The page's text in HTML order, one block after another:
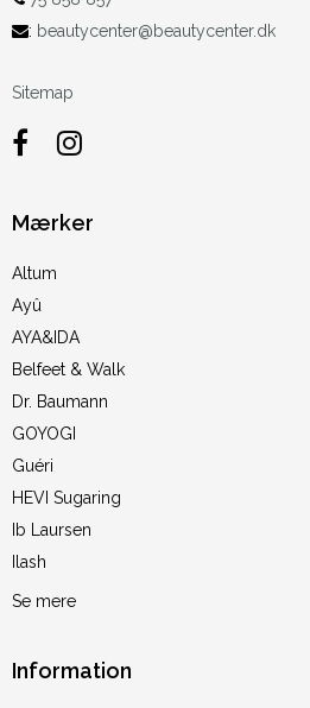
: beautycenter@beautycenter.dk
Sitemap
Mærker
Altum
Ayû
AYA&IDA
Belfeet & Walk
Dr. Baumann
GOYOGI
Guéri
HEVI Sugaring
Ib Laursen
Ilash
Se mere
Information